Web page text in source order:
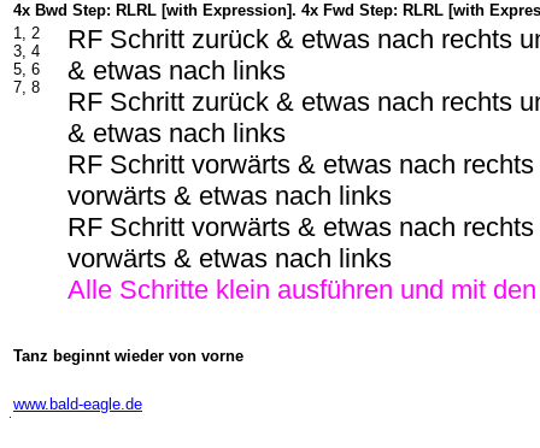
4x Bwd Step: RLRL [with Expression]. 4x Fwd Step: RLRL [with
1, 2
3, 4
5, 6
7, 8
RF Schritt zurück & etwas nach rechts
& etwas nach links
RF Schritt zurück & etwas nach rechts
& etwas nach links
RF Schritt vorwärts & etwas nach
vorwärts & etwas nach links
RF Schritt vorwärts & etwas nach
vorwärts & etwas nach links
Alle Schritte klein ausführen und mit
Tanz beginnt wieder von vorne
www.bald-eagle.de